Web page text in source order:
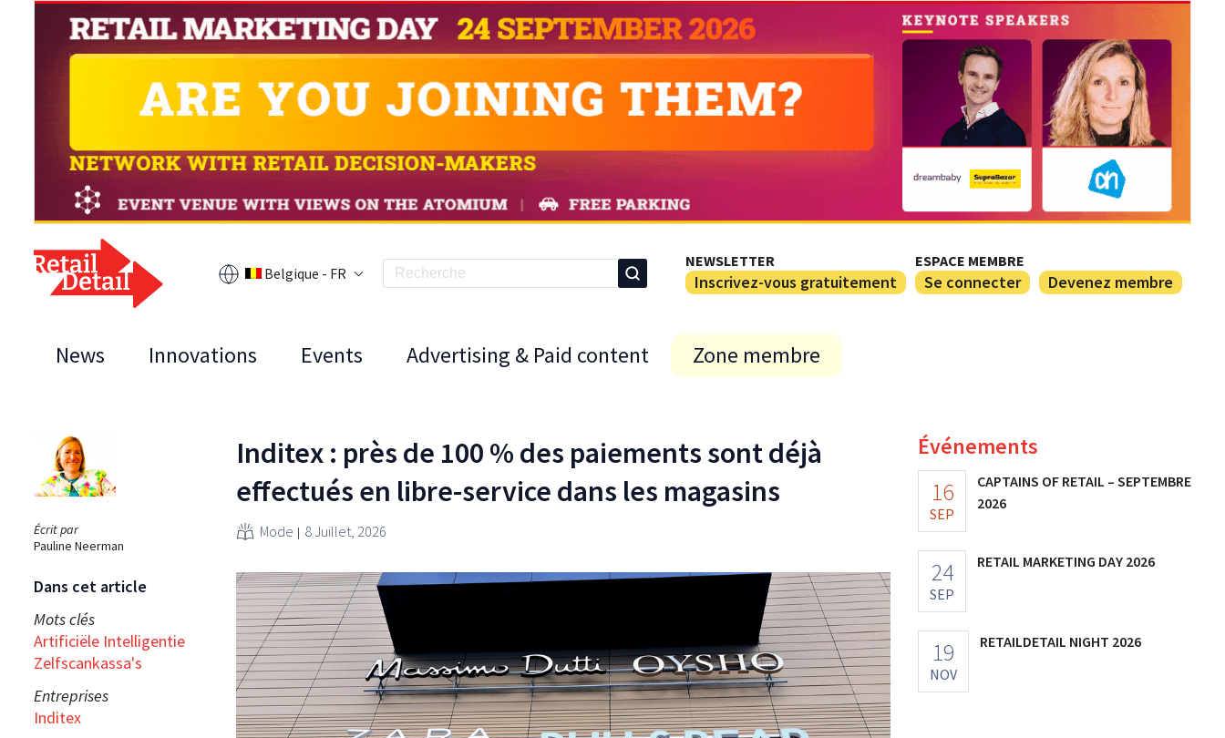
Belgique - FR
NEWSLETTER
Inscrivez-vous gratuitement
ESPACE MEMBRE
Se connecter Devenez membre
News Innovations Events Advertising & Paid content Zone membre
Écrit par
Pauline Neerman
Dans cet article
Mots clés
Artificiële Intelligentie
Zelfscankassa's
Entreprises
Inditex
Inditex : près de 100 % des paiements sont déjà
effectués en libre-service dans les magasins
Mode 8 Juillet, 2026
Événements
16
SEP
CAPTAINS OF RETAIL – SEPTEMBRE
2026
24
SEP
RETAIL MARKETING DAY 2026
19
NOV
RETAILDETAIL NIGHT 2026